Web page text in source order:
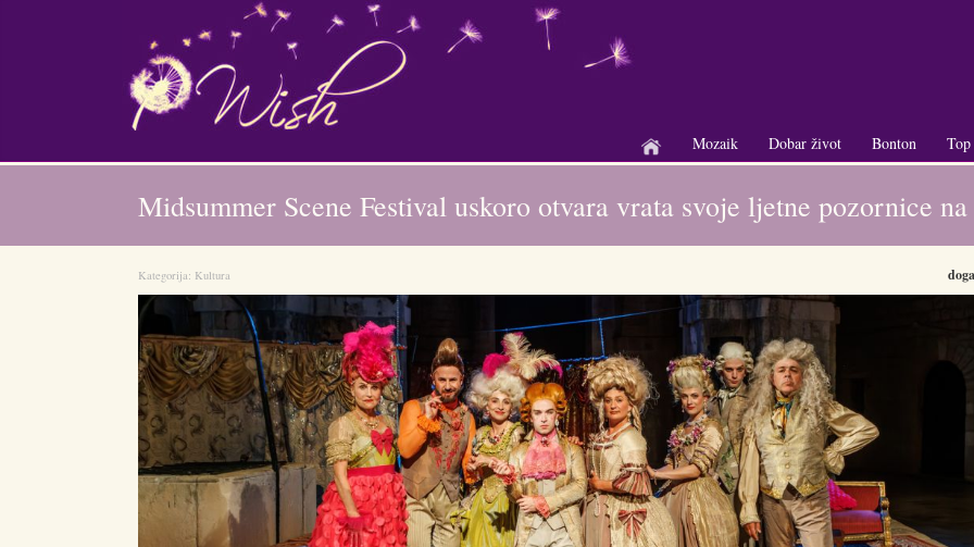
+
Mozaik
+
Dobar život
+
Bonton
Midsummer Scene Festival uskoro otvara vrata svoje ljetne pozornice
Kategorija: Kultura